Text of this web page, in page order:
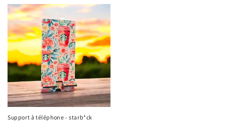
Support à téléphone - starb*ck